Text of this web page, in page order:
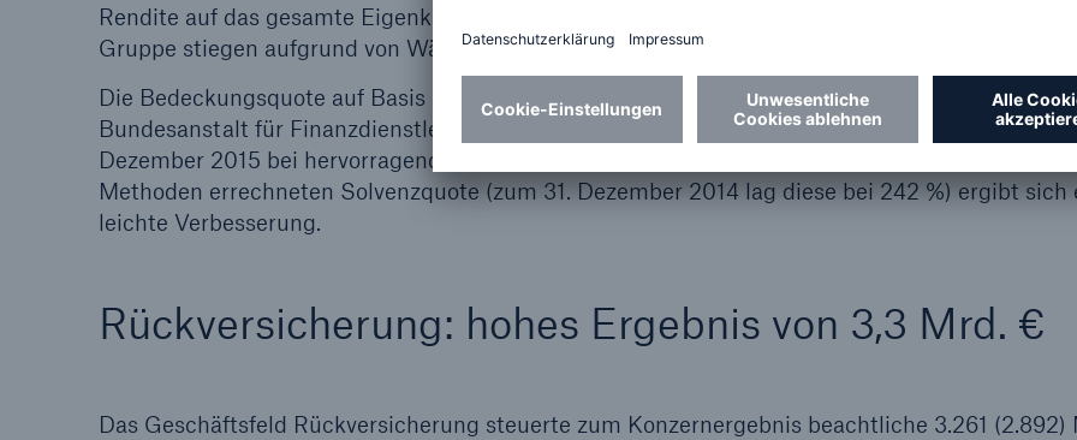
Rendite auf das gesamte Eigenkapital (RoE) bei 10,0 (11,3) %. Die gebuchten Bruttobeiträge der
Gruppe stiegen aufgrund von Währungseinflüssen im Geschäftsjahr 2015 auf 50.374 (48.848)
Die Bedeckungsquote auf Basis des Solvency-II-Standards – berechnet nach dem von der
Bundesanstalt für Finanzdienstleistungen (BaFin) genehmigten internen Modell – lag zum 31.
Dezember 2015 bei hervorragenden 302 % (31.12.2014: 277 %). Gegenüber der nach den
Methoden errechneten Solvenzquote (zum 31. Dezember 2014 lag diese bei 242 %) ergibt sich
leichte Verbesserung.
Rückversicherung: hohes Ergebnis von 3,3 Mrd. €
Das Geschäftsfeld Rückversicherung steuerte zum Konzernergebnis beachtliche 3.261 (2.892)